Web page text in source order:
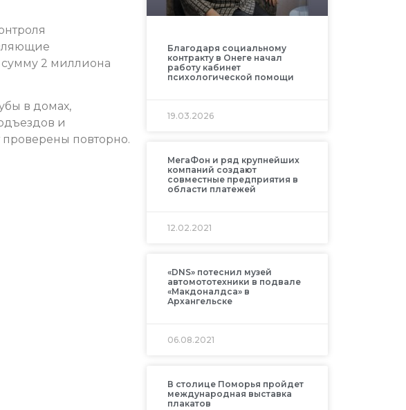
2 миллиона
в домах,
и
повторно.
Благодаря социальному
контракту в Онеге начал
работу кабинет
психологической помощи
19.03.2026
МегаФон и ряд крупнейших
компаний создают
совместные предприятия в
области платежей
12.02.2021
«DNS» потеснил музей
автомототехники в подвале
«Макдоналдса» в
Архангельске
06.08.2021
В столице Поморья пройдет
международная выставка
плакатов